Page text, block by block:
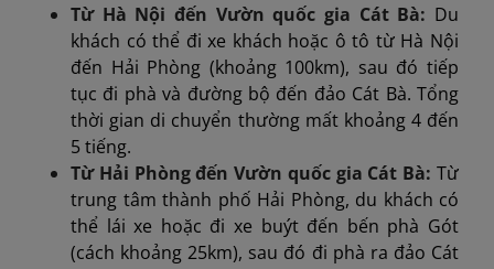
Từ Hà Nội đến Vườn quốc gia Cát Bà: Du
khách có thể đi xe khách hoặc ô tô từ Hà Nội
đến Hải Phòng (khoảng 100km), sau đó tiếp
tục đi phà và đường bộ đến đảo Cát Bà. Tổng
thời gian di chuyển thường mất khoảng 4 đến
5 tiếng.
Từ Hải Phòng đến Vườn quốc gia Cát Bà: Từ
trung tâm thành phố Hải Phòng, du khách có
thể lái xe hoặc đi xe buýt đến bến phà Gót
(cách khoảng 25km), sau đó đi phà ra đảo Cát